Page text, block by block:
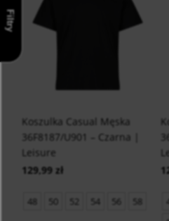
Filtry
Koszulka Casual Męska
36F8187/U901 – Czarna |
Leisure
129,99 zł
48 50 52 54 56 58